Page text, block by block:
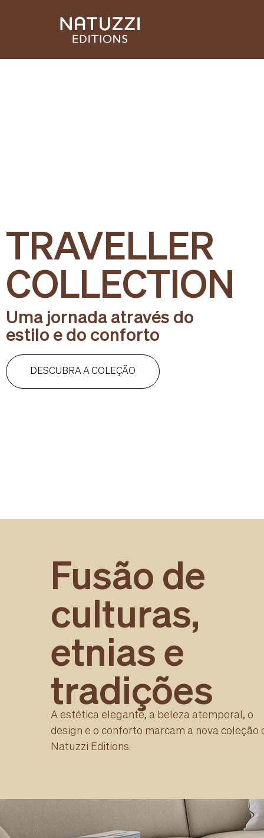
TRAVELLER
COLLECTION
Uma jornada através do
estilo e do conforto
DESCUBRA A COLEÇÃO
Fusão de
culturas,
etnias e
tradições
A estética elegante, a beleza atemporal, o
design e o conforto marcam a nova coleção
Natuzzi Editions.